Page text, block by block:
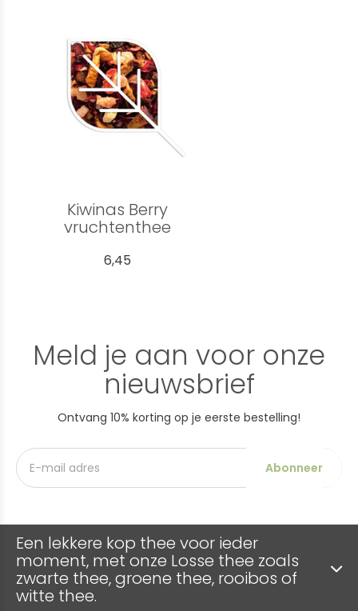
Kiwinas Berry
vruchtenthee
6,45
Meld je aan voor onze
nieuwsbrief
Ontvang 10% korting op je eerste bestelling!
Abonneer
Een lekkere kop thee voor ieder
moment, met onze Losse thee zoals
zwarte thee, groene thee, rooibos of
witte thee.